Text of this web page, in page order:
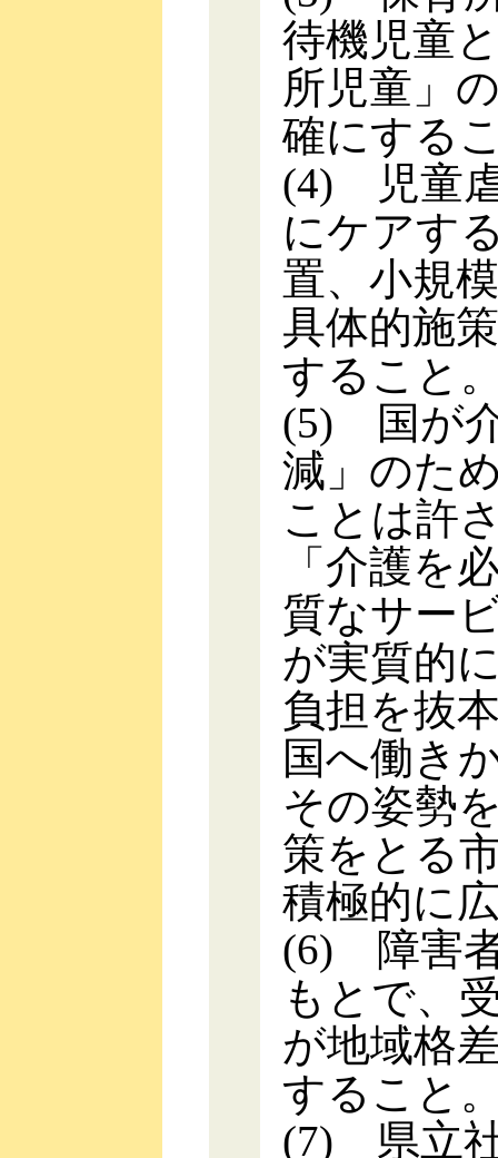
待機児童
所児童」
確にする
(4) 児童
にケアす
置、小規
具体的施
すること
(5) 国が
減」のた
ことは許
「介護を
質なサー
が実質的
負担を抜
国へ働き
その姿勢
策をとる
積極的に
(6) 障害
もとで、
が地域格
すること
(7) 県立